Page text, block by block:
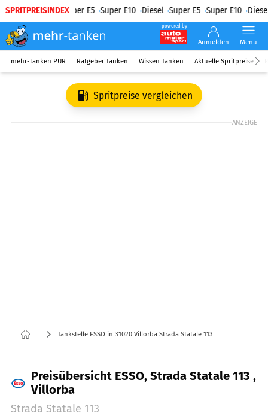
SPRITPREISINDEX
Diesel Super E5 Super E10 Diesel Super E5 Super E10 Diesel
powered by
Anmelden Menü
mehr-tanken PUR Ratgeber Tanken Wissen Tanken Aktuelle Spritpreise
Spritpreise vergleichen
ANZEIGE
Tankstelle ESSO in 31020 Villorba Strada Statale 113
Preisübersicht ESSO, Strada Statale 113 ,
Villorba
Strada Statale 113